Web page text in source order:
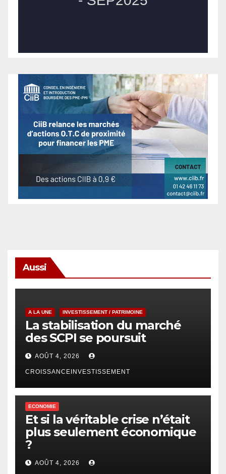
Aussi
A LA UNE INVESTISSEMENT / PATRIMOINE
La stabilisation du marché
des SCPI se poursuit
AOÛT 4, 2026
CROISSANCEINVESTISSEMENT
ECONOMIE
Et si la véritable crise n’était
plus seulement économique
?
AOÛT 4, 2026